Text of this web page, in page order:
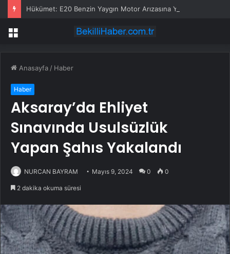
Hükümet: E20 Benzin Yaygın Motor Arızasına Yol Açmadı
Menü
Anasayfa / Haber
Haber
Aksaray’da Ehliyet
Sınavında Usulsüzlük
Yapan Şahıs Yakalandı
NURCAN BAYRAM Mayıs 9, 2024 0 0
2 dakika okuma süresi